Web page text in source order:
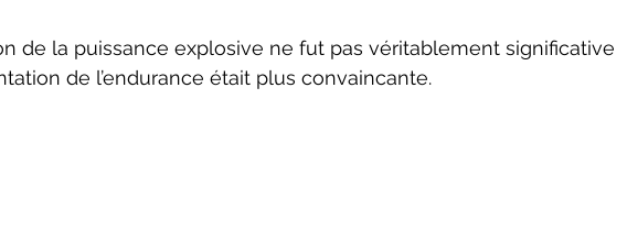
de la puissance explosive ne fut pas véritablement significative
de l’endurance était plus convaincante.